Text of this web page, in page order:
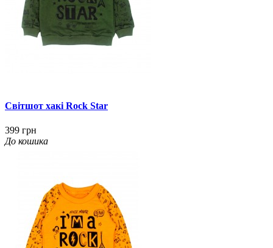
Світшот хакі Rock Star
399 грн
До кошика